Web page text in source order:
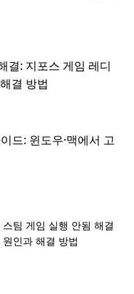
결: 지포스 게임 레디
결 방법
드: 윈도우·맥에서 고
스팀 게임 실행 안됨 해결
인과 해결 방법